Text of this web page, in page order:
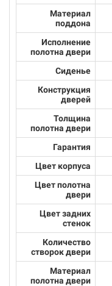
Материал
поддона
Исполнение
полотна двери
Сиденье
Конструкция
дверей
Толщина
полотна двери
Гарантия
Цвет корпуса
Цвет полотна
двери
Цвет задних
стенок
Количество
створок двери
Материал
полотна двери